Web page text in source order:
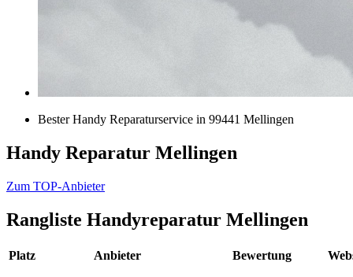
Bester Handy Reparaturservice in 99441 Mellingen
Handy Reparatur Mellingen
Zum TOP-Anbieter
Rangliste Handyreparatur Mellingen
Platz Anbieter Bewertung